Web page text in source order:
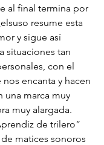
al final termina por
resume esta
y sigue así
situaciones tan
con el
encanta y hacen
una marca muy
muy alargada.
de trilero”
matices sonoros